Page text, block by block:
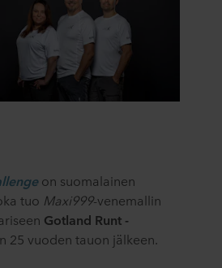
on suomalainen
tuo Maxi999-venemallin
Gotland Runt -
25 vuoden tauon jälkeen.